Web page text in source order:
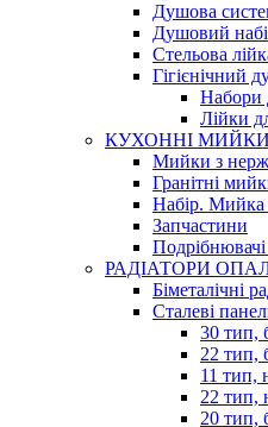
Душова
Душовий
Стельова
Гігієнічний
Набори
Лійки
КУХОННІ МИЙКИ
Мийки з
Гранітні
Набір. Мийка
Запчастини
Подрібнювачі
РАДІАТОРИ
Біметалічні
Сталеві
30 тип,
22 тип,
11 тип,
22 тип,
20 тип,